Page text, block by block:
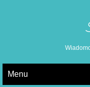
Menu